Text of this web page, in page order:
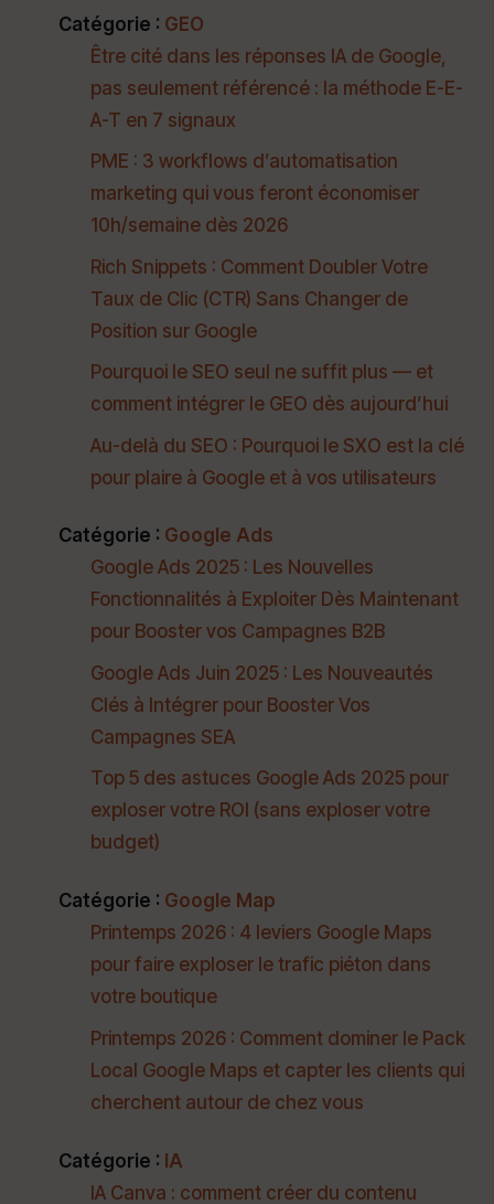
Catégorie : GEO
Être cité dans les réponses IA de Google,
pas seulement référencé : la méthode E-E-
A-T en 7 signaux
PME : 3 workflows d’automatisation
marketing qui vous feront économiser
10h/semaine dès 2026
Rich Snippets : Comment Doubler Votre
Taux de Clic (CTR) Sans Changer de
Position sur Google
Pourquoi le SEO seul ne suffit plus — et
comment intégrer le GEO dès aujourd’hui
Au-delà du SEO : Pourquoi le SXO est la clé
pour plaire à Google et à vos utilisateurs
Catégorie : Google Ads
Google Ads 2025 : Les Nouvelles
Fonctionnalités à Exploiter Dès Maintenant
pour Booster vos Campagnes B2B
Google Ads Juin 2025 : Les Nouveautés
Clés à Intégrer pour Booster Vos
Campagnes SEA
Top 5 des astuces Google Ads 2025 pour
exploser votre ROI (sans exploser votre
budget)
Catégorie : Google Map
Printemps 2026 : 4 leviers Google Maps
pour faire exploser le trafic piéton dans
votre boutique
Printemps 2026 : Comment dominer le Pack
Local Google Maps et capter les clients qui
cherchent autour de chez vous
Catégorie : IA
IA Canva : comment créer du contenu